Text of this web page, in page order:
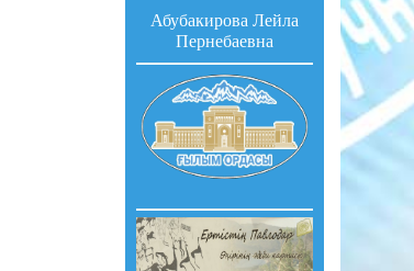
Абубакирова Лейла
Пернебаевна